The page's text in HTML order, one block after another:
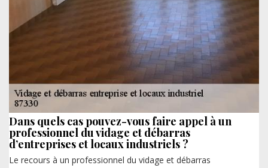
Dans quels cas pouvez-vous faire appel à un
professionnel du vidage et débarras
d’entreprises et locaux industriels ?
Le recours à un professionnel du vidage et débarras